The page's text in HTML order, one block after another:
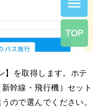
】を取得します。ホテ
幹線・飛行機）セット
ので選んでください。